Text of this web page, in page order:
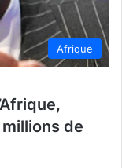
Afrique
de